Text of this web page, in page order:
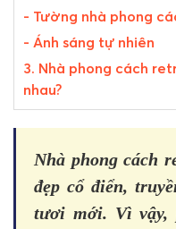
- Tường nhà phong
- Ánh sáng tự nhiên
3. Nhà phong cách
nhau?
Nhà phong cách
đẹp cổ điển,
tươi mới. Vì vậy,